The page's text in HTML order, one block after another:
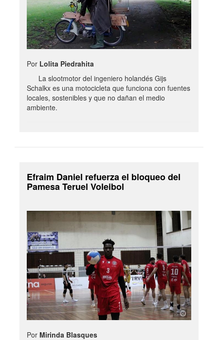
Por Lolita Piedrahita
La slootmotor del ingeniero holandés Gijs
Schalkx es una motocicleta que funciona con fuentes
locales, sostenibles y que no dañan el medio
ambiente.
Efraim Daniel refuerza el bloqueo del
Pamesa Teruel Voleibol
Por Mirinda Blasques